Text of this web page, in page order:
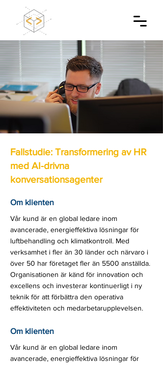
Fallstudie: Transformering av HR
med AI-drivna
konversationsagenter
Om klienten
Vår kund är en global ledare inom
avancerade, energieffektiva lösningar för
luftbehandling och klimatkontroll. Med
verksamhet i fler än 30 länder och närvaro i
över 50 har företaget fler än 5500 anställda.
Organisationen är känd för innovation och
excellens och investerar kontinuerligt i ny
teknik för att förbättra den operativa
effektiviteten och medarbetarupplevelsen.
Om klienten
Vår kund är en global ledare inom
avancerade, energieffektiva lösningar för